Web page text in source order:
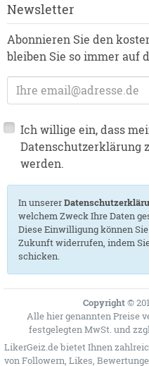
Newsletter
Abonnieren Sie den
bleiben Sie so immer auf
E-Mail-Adresse:
Ich willige ein, dass
Datenschutzerklärung
werden.
In unserer
welchem Zweck Ihre Daten
Diese Einwilligung können
Zukunft widerrufen, indem
schicken.
Copyright©
Alle hier genannten Preise
festgelegten MwSt. und
LikerGeiz.de bietet Ihnen
von Followern, Likes,